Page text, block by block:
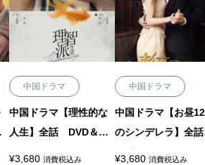
中国ドラマ
中国ドラマ【理性的な
人生】全話 DVD＆Blu
¥3,680 消費税込み
中国ドラマ
中国ドラマ【お昼
のシンデレラ】全
VD＆Blu-ray
¥3,680 消費税込み